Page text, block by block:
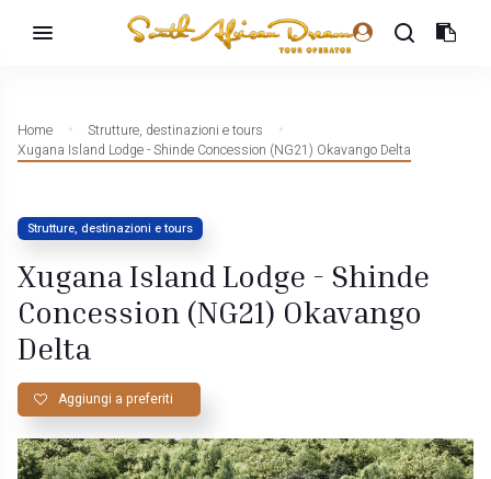
Home
Strutture, destinazioni e tours
Xugana Island Lodge - Shinde Concession (NG21) Okavango Delta
Strutture, destinazioni e tours
Xugana Island Lodge - Shinde
Concession (NG21) Okavango
Delta
Aggiungi a preferiti